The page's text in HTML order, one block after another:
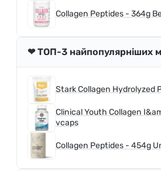
Collagen Peptides - 364g
❤ ТОП-3 найпопулярніших
Stark Collagen Hydrolyzed
Clinical Youth Collagen
vcaps
Collagen Peptides - 454g